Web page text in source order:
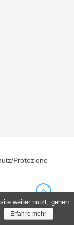
Protezione
weiter nutzt, gehen
Erfahre mehr